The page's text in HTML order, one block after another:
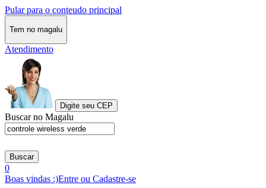
Pular para o conteudo principal
Tem no magalu
Atendimento
Digite seu CEP
Buscar no Magalu
Buscar
0
Boas vindas :)Entre ou Cadastre-se